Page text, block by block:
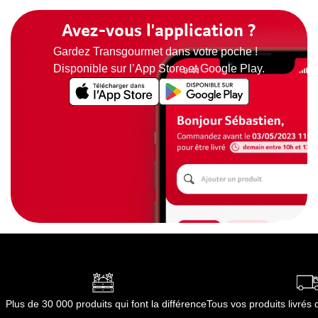
Avez-vous l'application ?
Gardez Transgourmet dans votre poche !
Disponible sur l’App Store et Google Play.
Plus de 30 000 produits qui font la différenceTous vos produits livrés